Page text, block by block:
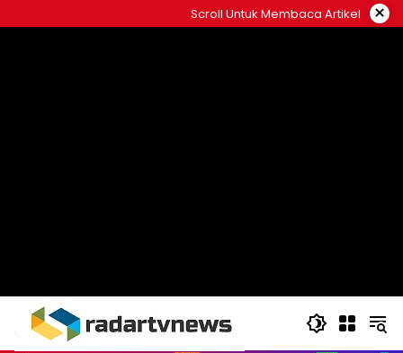
to
Scroll Untuk Membaca Artikel ×